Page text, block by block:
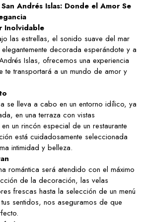
Andrés Islas: Donde el Amor Se
Inolvidable
las estrellas, el sonido suave del mar
decorada esperándote y a
Islas, ofrecemos una experiencia
te transportará a un mundo de amor y
se lleva a cabo en un entorno idílico, ya
en una terraza con vistas
un rincón especial de un restaurante
está cuidadosamente seleccionada
intimidad y belleza.
romántica será atendido con el máximo
de la decoración, las velas
frescas hasta la selección de un menú
sentidos, nos aseguramos de que